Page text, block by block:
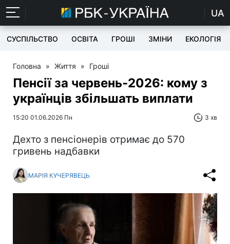
UA
СУСПІЛЬСТВО ОСВІТА ГРОШІ ЗМІНИ ЕКОЛОГІЯ
Головна » Життя » Гроші
Пенсії за червень-2026: кому з
українців збільшать виплати
15:20 01.06.2026 Пн 3 хв
Дехто з пенсіонерів отримає до 570
гривень надбавки
МАРІЯ КУЧЕРЯВЕЦЬ